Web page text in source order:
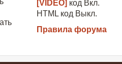
[VIDEO] код Вкл.
HTML код Выкл.
Правила форума